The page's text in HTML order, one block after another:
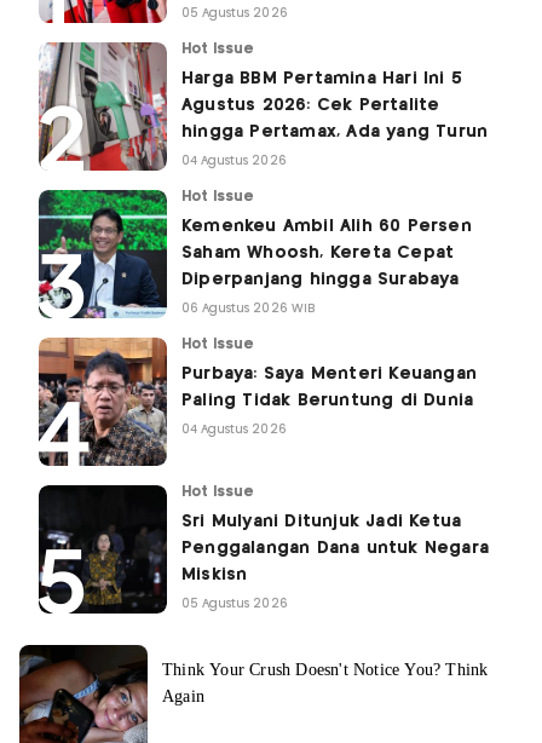
05 Agustus 2026
Hot Issue
Harga BBM Pertamina Hari Ini 5
Agustus 2026: Cek Pertalite
hingga Pertamax, Ada yang Turun
04 Agustus 2026
Hot Issue
Kemenkeu Ambil Alih 60 Persen
Saham Whoosh, Kereta Cepat
Diperpanjang hingga Surabaya
06 Agustus 2026 WIB
Hot Issue
Purbaya: Saya Menteri Keuangan
Paling Tidak Beruntung di Dunia
04 Agustus 2026
Hot Issue
Sri Mulyani Ditunjuk Jadi Ketua
Penggalangan Dana untuk Negara
Miskisn
05 Agustus 2026